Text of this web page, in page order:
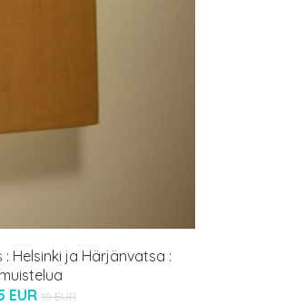
: Helsinki ja Härjänvatsa :
muistelua
EUR 10 EUR